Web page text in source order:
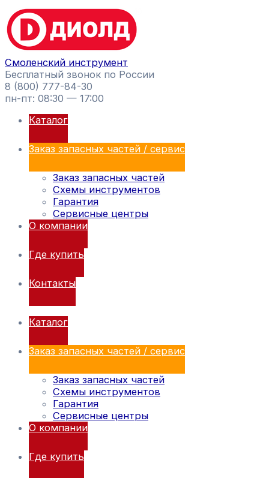
Перейти
к
содержимому
Смоленский инструмент
Бесплатный звонок по России
8 (800) 777-84-30
пн-пт: 08:30 — 17:00
Каталог
Заказ запасных частей / сервис
Заказ запасных частей
Схемы инструментов
Гарантия
Сервисные центры
О компании
Где купить
Контакты
Каталог
Заказ запасных частей / сервис
Заказ запасных частей
Схемы инструментов
Гарантия
Сервисные центры
О компании
Где купить
Поиск
товаров